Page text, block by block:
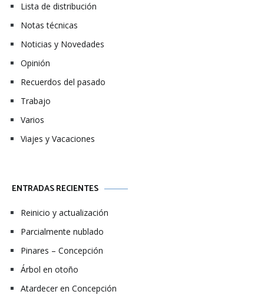
Lista de distribución
Notas técnicas
Noticias y Novedades
Opinión
Recuerdos del pasado
Trabajo
Varios
Viajes y Vacaciones
ENTRADAS RECIENTES
Reinicio y actualización
Parcialmente nublado
Pinares – Concepción
Árbol en otoño
Atardecer en Concepción